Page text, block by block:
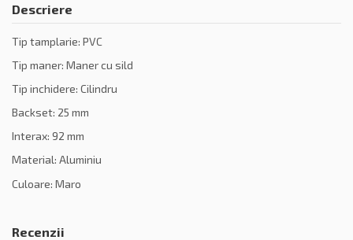
Descriere
Tip tamplarie: PVC
Tip maner: Maner cu sild
Tip inchidere: Cilindru
Backset: 25 mm
Interax: 92 mm
Material: Aluminiu
Culoare: Maro
Recenzii